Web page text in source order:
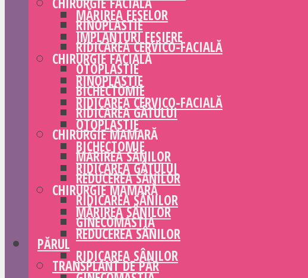
RINOPLASTIE
RIDICAREA CERVICO-FACIALĂ
OTOPLASTIE
BICHECTOMIE
RIDICAREA GÂTULUI
CHIRURGIE MAMARĂ
MĂRIREA SÂNILOR
REDUCEREA SÂNILOR
RIDICAREA SÂNILOR
GINECOMASTIA
PĂRUL
TRANSPLANT DE PĂR
MĂRIREA FESELOR
IMPLANTURI FESIERE
CHIRURGIE FACIALĂ
RINOPLASTIE
RIDICAREA CERVICO-FACIALĂ
OTOPLASTIE
BICHECTOMIE
RIDICAREA GÂTULUI
CHIRURGIE MAMARĂ
MĂRIREA SÂNILOR
REDUCEREA SÂNILOR
RIDICAREA SÂNILOR